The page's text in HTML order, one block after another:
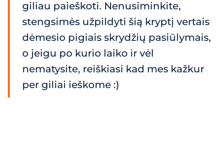
giliau paieškoti. Nenusiminkite,
stengsimės užpildyti šią kryptį vertais
dėmesio pigiais skrydžių pasiūlymais,
o jeigu po kurio laiko ir vėl
nematysite, reiškiasi kad mes kažkur
per giliai ieškome :)